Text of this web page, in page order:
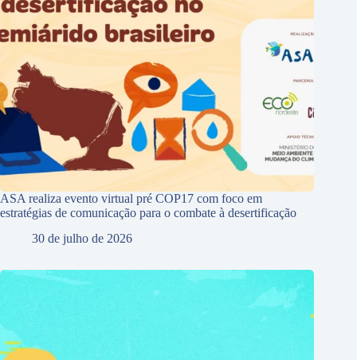
ASA realiza evento virtual pré COP17 com foco em
estratégias de comunicação para o combate à desertificação
30 de julho de 2026